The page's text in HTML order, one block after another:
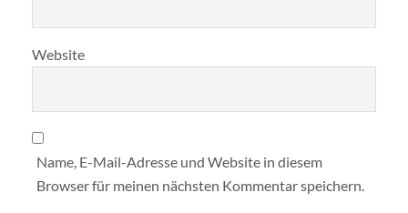
Website
Name, E-Mail-Adresse und Website in diesem
Browser für meinen nächsten Kommentar speichern.